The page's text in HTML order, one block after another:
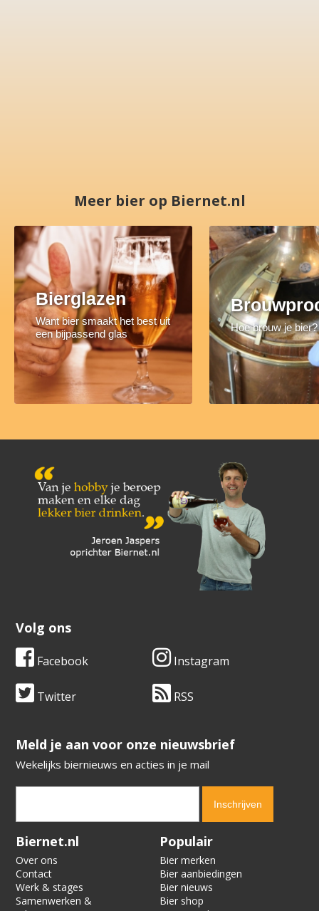
Meer bier op Biernet.nl
Bierglazen
Want bier smaakt het best uit
een bijpassend glas
Hoe brouw je bier?
Volg ons
Facebook Instagram
Twitter RSS
​​​​​​​Meld je aan voor onze nieuwsbrief
Wekelijks biernieuws en acties in je mail
Verification code:
Biernet.nl
Over ons
Contact
Werk & stages
Samenwerken &
Populair
Bier merken
Bier aanbiedingen
Bier nieuws
Bier shop